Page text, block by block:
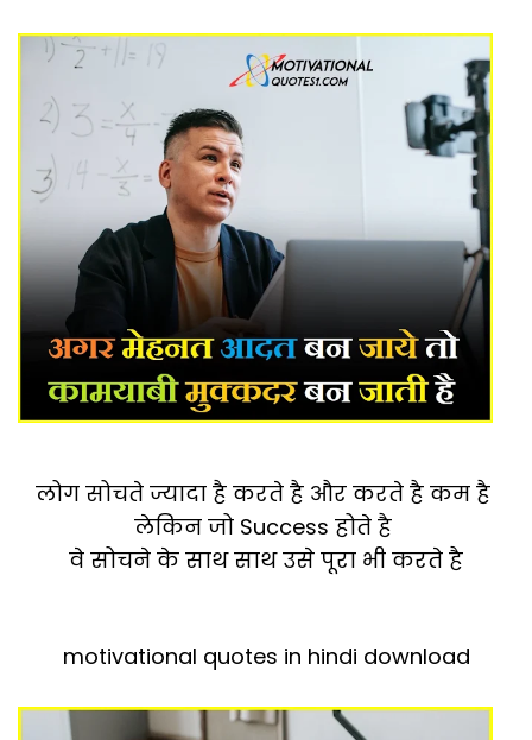
लोग सोचते ज्यादा है करते है और करते है कम है
लेकिन जो Success होते है
वे सोचने के साथ साथ उसे पूरा भी करते है
motivational quotes in hindi download